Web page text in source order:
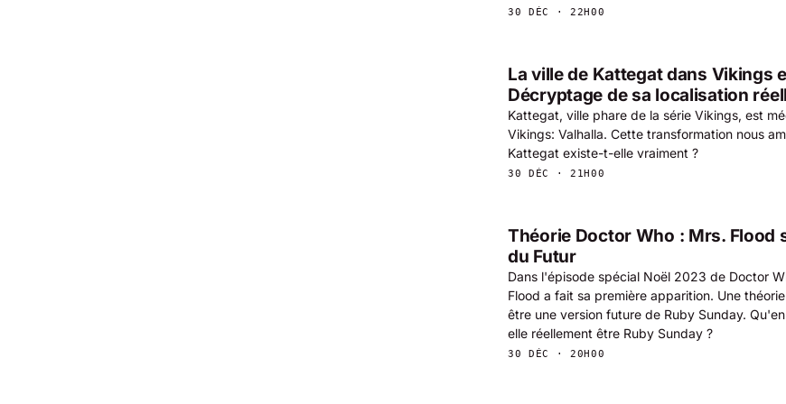
30 DÉC · 22H00
La ville de Kattegat dans Vikings
Décryptage de sa localisation
Kattegat, ville phare de la série Vikings, est
Vikings: Valhalla. Cette transformation nous
Kattegat existe-t-elle vraiment ?
30 DÉC · 21H00
Théorie Doctor Who : Mrs. Flood
du Futur
Dans l'épisode spécial Noël 2023 de Doctor
Flood a fait sa première apparition. Une
être une version future de Ruby Sunday.
elle réellement être Ruby Sunday ?
30 DÉC · 20H00